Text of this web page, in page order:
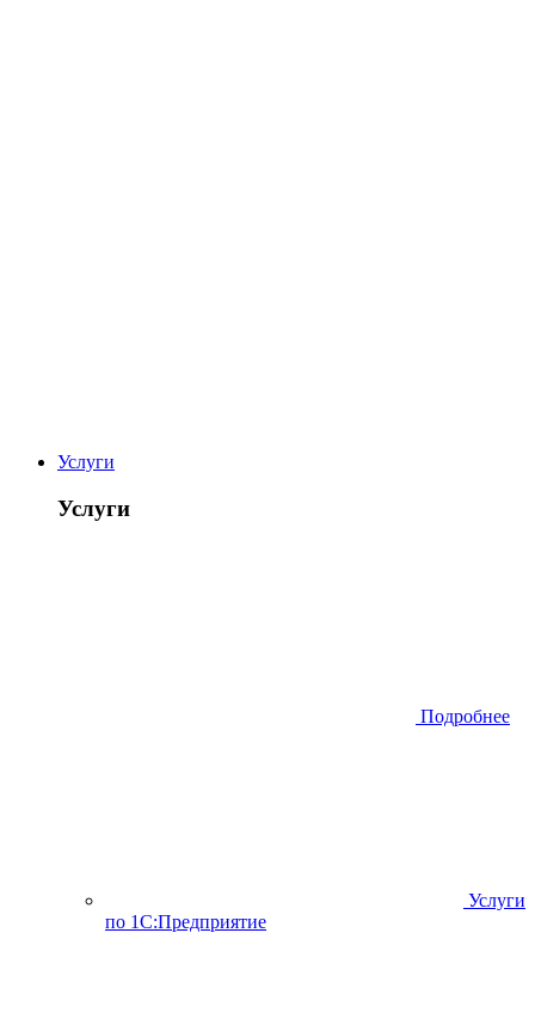
Услуги
Услуги
Подробнее
Услуги
по 1С:Предприятие